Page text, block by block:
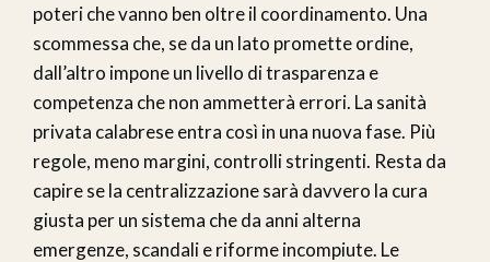
poteri che vanno ben oltre il coordinamento. Una
scommessa che, se da un lato promette ordine,
dall’altro impone un livello di trasparenza e
competenza che non ammetterà errori. La sanità
privata calabrese entra così in una nuova fase. Più
regole, meno margini, controlli stringenti. Resta da
capire se la centralizzazione sarà davvero la cura
giusta per un sistema che da anni alterna
emergenze, scandali e riforme incompiute. Le